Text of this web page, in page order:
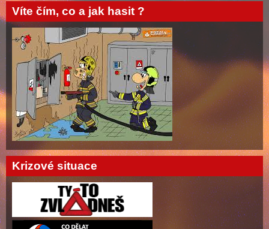
Víte čím, co a jak hasit ?
Krizové situace